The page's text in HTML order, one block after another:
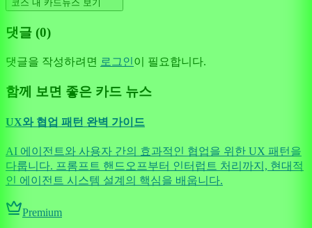
코스 내 카드뉴스 보기
댓글 (0)
댓글을 작성하려면 로그인 이 필요합니다.
함께 보면 좋은 카드 뉴스
UX와 협업 패턴 완벽 가이드
AI 에이전트와 사용자 간의 효과적인 협업을 위한 UX 패턴을
다룹니다. 프롬프트 핸드오프부터 인터럽트 처리까지, 현대적
인 에이전트 시스템 설계의 핵심을 배웁니다.
Premium